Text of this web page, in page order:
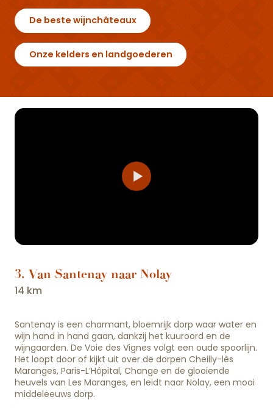
De beste wijnchâteaux
Onze kelders en landgoederen
3. Van Santenay naar Nolay
14 km
Santenay is een charmant, bloemrijk dorp waar water en
wijn hand in hand gaan, dankzij het kuuroord en de
wijngaarden. De Voie des Vignes volgt een oude spoorlijn.
Het loopt door of kijkt uit over de dorpen Cheilly-lès
Maranges, Paris-L’Hôpital, Change en de glooiende
heuvels van Les Maranges, en leidt naar Nolay, een mooi
middeleeuws dorp.